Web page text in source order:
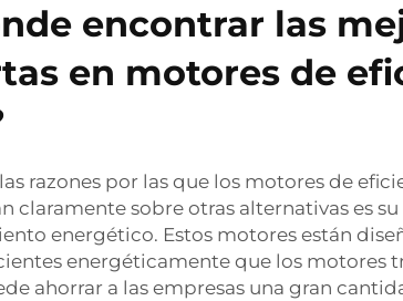
encontrar las
en motores de
razones por las que los motores de
claramente sobre otras alternativas es
energético. Estos motores están
energéticamente que los motores
ahorrar a las empresas una gran